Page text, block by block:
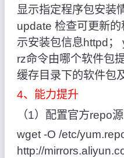
显示指定程序包安装
update 检查可更新
示安装包信息httpd
rz命令由哪个软件包
缓存目录下的软件包
4、能力提升
（1）配置官方repo源
wget -O /etc/
http://